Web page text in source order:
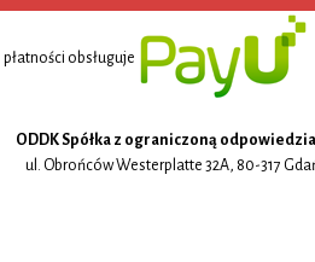
płatności obsługuje
ODDK Spółka z ograniczoną
ul. Obrońców Westerplatte 32A, 80-317